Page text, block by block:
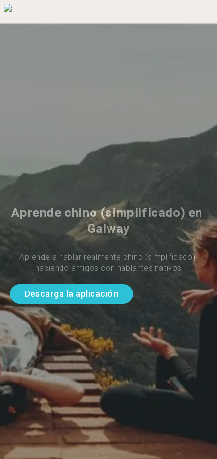
Aprende chino (simplificado) en
Galway
Aprende a hablar realmente chino (simplificado)
haciendo amigos con hablantes nativos
Descarga la aplicación